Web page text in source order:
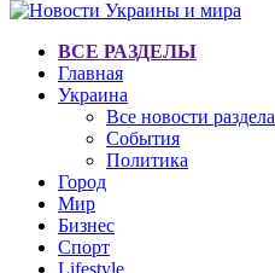
ВСЕ РАЗДЕЛЫ
Главная
Украина
Все новости раздела
События
Политика
Город
Мир
Бизнес
Спорт
Lifestyle